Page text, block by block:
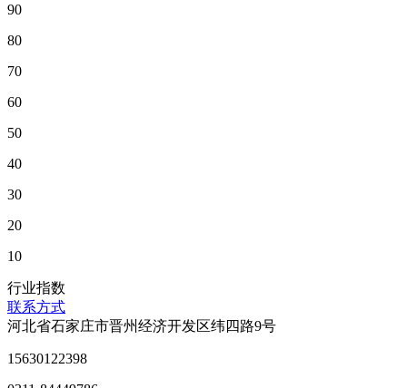
90
80
70
60
50
40
30
20
10
行业指数
联系方式
河北省石家庄市晋州经济开发区纬四路9号
15630122398